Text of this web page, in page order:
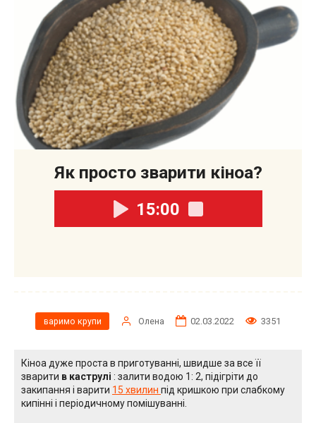
Як просто зварити кіноа?
15:00
варимо крупи Олена 02.03.2022 3351
Кіноа дуже проста в приготуванні, швидше за все її
зварити в каструлі : залити водою 1: 2, підігріти до
закипання і варити 15 хвилин під кришкою при слабкому
кипінні і періодичному помішуванні.